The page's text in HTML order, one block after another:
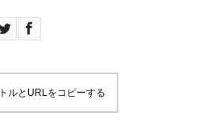
ルとURLをコピーする